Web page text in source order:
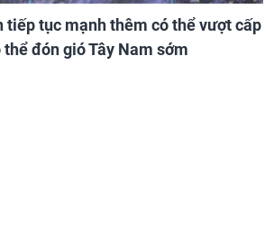
tiếp tục mạnh thêm có thể vượt cấp
đón gió Tây Nam sớm